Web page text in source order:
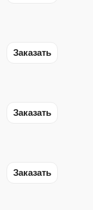
Заказать
Заказать
Заказать